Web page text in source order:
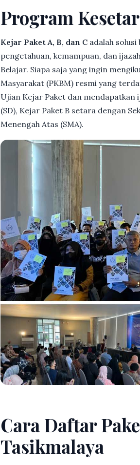
Program
Kejar Paket A, B, dan C adalah
pengetahuan, kemampuan, dan
Belajar. Siapa saja yang ingin
Masyarakat (PKBM) resmi yang
Ujian Kejar Paket dan mendapatkan
(SD), Kejar Paket B setara dengan
Menengah Atas (SMA).
Cara Daftar
Tasikmalaya